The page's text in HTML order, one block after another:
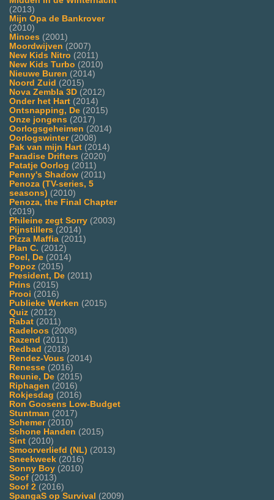
(2013)
Mijn Opa de Bankrover
(2010)
Minoes (2001)
Moordwijven (2007)
New Kids Nitro (2011)
New Kids Turbo (2010)
Nieuwe Buren (2014)
Noord Zuid (2015)
Nova Zembla 3D (2012)
Onder het Hart (2014)
Ontsnapping, De (2015)
Onze jongens (2017)
Oorlogsgeheimen (2014)
Oorlogswinter(2008)
Pak van mijn Hart (2014)
Paradise Drifters (2020)
Patatje Oorlog (2011)
Penny's Shadow (2011)
Penoza (TV-series, 5
seasons) (2010)
Penoza, the Final Chapter
(2019)
Phileine zegt Sorry (2003)
Pijnstillers (2014)
Pizza Maffia (2011)
Plan C. (2012)
Poel, De (2014)
Popoz (2015)
President, De (2011)
Prins (2015)
Prooi (2016)
Publieke Werken (2015)
Quiz (2012)
Rabat (2011)
Radeloos (2008)
Razend (2011)
Redbad (2018)
Rendez-Vous (2014)
Renesse (2016)
Reunie, De (2015)
Riphagen (2016)
Rokjesdag (2016)
Ron Goosens Low-Budget
Stuntman (2017)
Schemer(2010)
Schone Handen (2015)
Sint (2010)
Smoorverliefd (NL) (2013)
Sneekweek (2016)
Sonny Boy (2010)
Soof (2013)
Soof 2 (2016)
SpangaS op Survival (2009)